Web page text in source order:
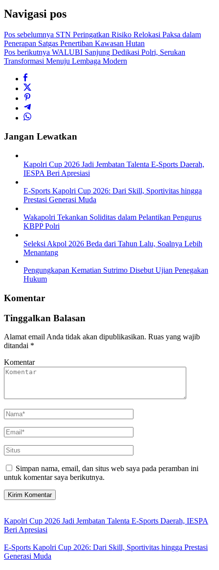
Navigasi pos
Pos sebelumnya STN Peringatkan Risiko Relokasi Paksa dalam
Penerapan Satgas Penertiban Kawasan Hutan
Pos berikutnya WALUBI Sanjung Dedikasi Polri, Serukan
Transformasi Menuju Lembaga Modern
Jangan Lewatkan
Kapolri Cup 2026 Jadi Jembatan Talenta E-Sports Daerah,
IESPA Beri Apresiasi
E-Sports Kapolri Cup 2026: Dari Skill, Sportivitas hingga
Prestasi Generasi Muda
Wakapolri Tekankan Soliditas dalam Pelantikan Pengurus
KBPP Polri
Seleksi Akpol 2026 Beda dari Tahun Lalu, Soalnya Lebih
Menantang
Pengungkapan Kematian Sutrimo Disebut Ujian Penegakan
Hukum
Komentar
Tinggalkan Balasan
Alamat email Anda tidak akan dipublikasikan. Ruas yang wajib
ditandai *
Komentar
Simpan nama, email, dan situs web saya pada peramban ini
untuk komentar saya berikutnya.
Kapolri Cup 2026 Jadi Jembatan Talenta E-Sports Daerah, IESPA
Beri Apresiasi
E-Sports Kapolri Cup 2026: Dari Skill, Sportivitas hingga Prestasi
Generasi Muda